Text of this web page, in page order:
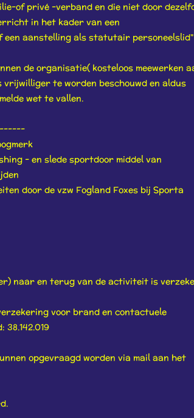
of privé -verband en die niet door
in het kader van een
aanstelling als statutair
de organisatie( kosteloos meewerken
te worden beschouwd en aldus
wet te vallen.
- en slede sportdoor middel van
door de vzw Fogland Foxes bij Sporta
naar en terug van de activiteit is
voor brand en contactuele
opgevraagd worden via mail aan het